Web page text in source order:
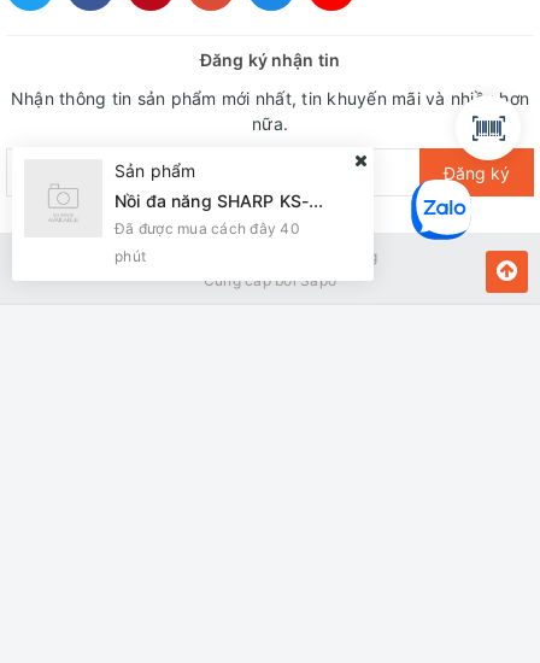
Đăng ký nhận tin
Nhận thông tin sản phẩm mới nhất, tin khuyến mãi và nhiều hơn
nữa.
Đăng ký
Bản quyền thuộc về Kiến Vàng
Cung cấp bởiSapo
Sản phẩm
Nồi đa năng SHARP KS-216S Nắp Dời lòng INOX 6L
Đã được mua cách đây 40
phút